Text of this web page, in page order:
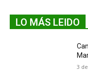
LO MÁS LEIDO
3